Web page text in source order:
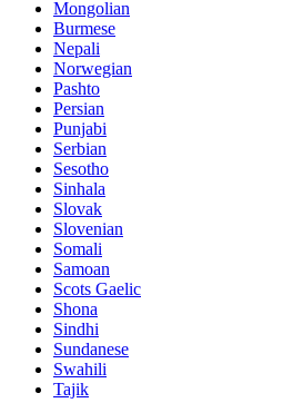
Mongolian
Burmese
Nepali
Norwegian
Pashto
Persian
Punjabi
Serbian
Sesotho
Sinhala
Slovak
Slovenian
Somali
Samoan
Scots Gaelic
Shona
Sindhi
Sundanese
Swahili
Tajik